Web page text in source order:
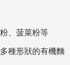
、菠菜粉等
種形狀的有機麵